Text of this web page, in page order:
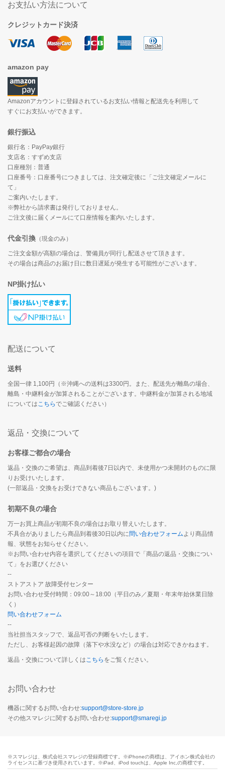
お支払い方法について
クレジットカード決済
amazon pay
Amazonアカウントに登録されているお支払い情報と配送先を利用して
すぐにお支払いができます。
銀行振込
銀行名：PayPay銀行
支店名：すずめ支店
口座種別：普通
口座番号：口座番号につきましては、注文確定後に「ご注文確定メールに
て」
ご案内いたします。
※弊社から請求書は発行しておりません。
ご注文後に届くメールにて口座情報を案内いたします。
代金引換 （現金のみ）
ご注文金額が高額の場合は、警備員が同行し配送させて頂きます。
その場合は商品のお届け日に数日遅延が発生する可能性がございます。
NP掛け払い
配送について
送料
全国一律 1,100円（※沖縄への送料は3300円。また、配送先が離島の場合、
離島・中継料金が加算されることがございます。中継料金が加算される地域
についてはこちらでご確認ください）
返品・交換について
お客様ご都合の場合
返品・交換のご希望は、商品到着後7日以内で、未使用かつ未開封のものに限
りお受けいたします。
(一部返品・交換をお受けできない商品もございます。)
初期不良の場合
万一お買上商品が初期不良の場合はお取り替えいたします。
不具合がありましたら商品到着後30日以内に問い合わせフォームより商品情
報、状態をお知らせください。
※お問い合わせ内容を選択してくださいの項目で「商品の返品・交換につい
て」をお選びください
--
ストアストア 故障受付センター
お問い合わせ受付時間：09:00～18:00（平日のみ／夏期・年末年始休業日除
く）
問い合わせフォーム
--
当社担当スタッフで、返品可否の判断をいたします。
ただし、お客様起因の故障（落下や水没など）の場合は対応できかねます。
返品・交換について詳しくはこちら をご覧ください。
お問い合わせ
機器に関するお問い合わせ:support@store-store.jp
その他スマレジに関するお問い合わせ:support@smaregi.jp
※スマレジは、株式会社スマレジの登録商標です。※iPhoneの商標は、アイホン株式会社の
ライセンスに基づき使用されています。※iPad、iPod touchは、Apple Inc,の商標です。